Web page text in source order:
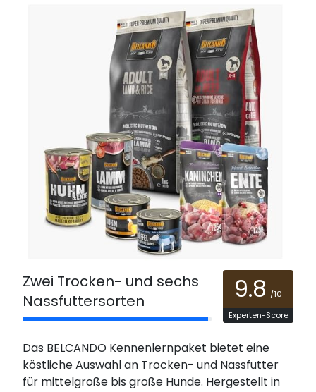
Zwei Trocken- und sechs
Nassfuttersorten
9.8 /10
Experten-Score
Das BELCANDO Kennenlernpaket bietet eine
köstliche Auswahl an Trocken- und Nassfutter
für mittelgroße bis große Hunde. Hergestellt in